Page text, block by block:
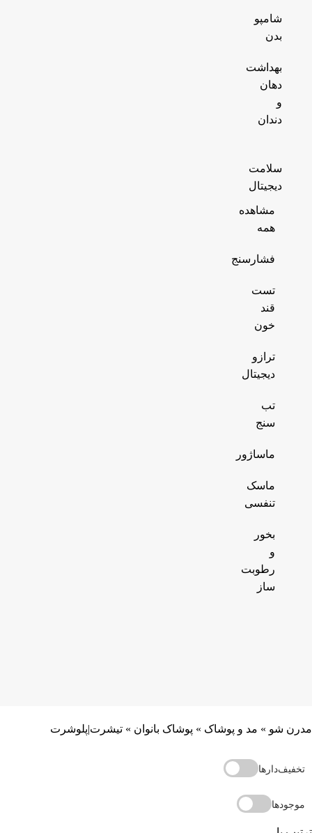
شامپو
بدن
بهداشت
دهان
و
دندان
سلامت
دیجیتال
مشاهده
همه
فشارسنج
تست
قند
خون
ترازو
دیجیتال
تب
سنج
ماساژور
ماسک
تنفسی
بخور
و
رطوبت
ساز
مدرن شو » مد و پوشاک » پوشاک بانوان » تیشرت|پلوشرت
تخفیف‌دارها
موجودها